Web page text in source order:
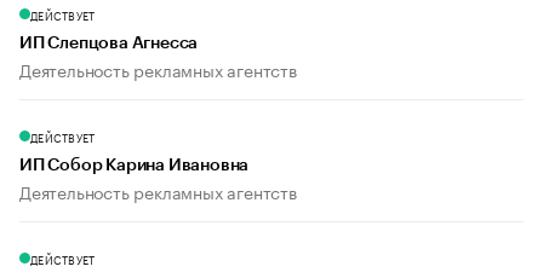
ДЕЙСТВУЕТ
ИП Слепцова Агнесса
Деятельность рекламных агентств
ДЕЙСТВУЕТ
ИП Собор Карина Ивановна
Деятельность рекламных агентств
ДЕЙСТВУЕТ